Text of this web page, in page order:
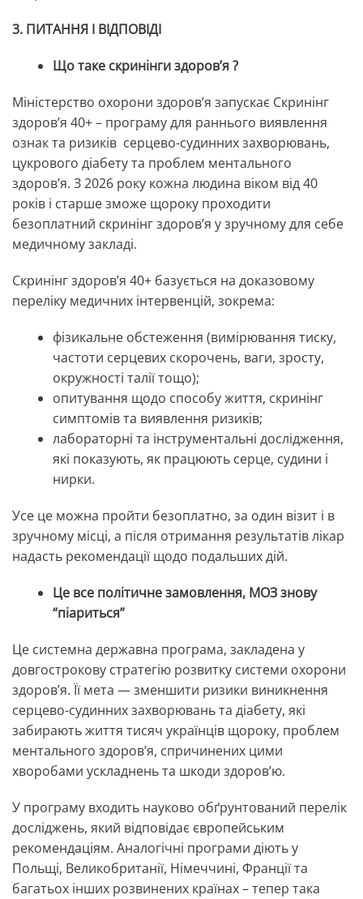
3. ПИТАННЯ І ВІДПОВІДІ
Що таке скринінги здоров’я ?
Міністерство охорони здоров’я запускає Скринінг
здоровʼя 40+ – програму для раннього виявлення
ознак та ризиків серцево-судинних захворювань,
цукрового діабету та проблем ментального
здоровʼя. З 2026 року кожна людина віком від 40
років і старше зможе щороку проходити
безоплатний скринінг здоровʼя у зручному для себе
медичному закладі.
Скринінг здоровʼя 40+ базується на доказовому
переліку медичних інтервенцій, зокрема:
фізикальне обстеження (вимірювання тиску,
частоти серцевих скорочень, ваги, зросту,
окружності талії тощо);
опитування щодо способу життя, скринінг
симптомів та виявлення ризиків;
лабораторні та інструментальні дослідження,
які показують, як працюють серце, судини і
нирки.
Усе це можна пройти безоплатно, за один візит і в
зручному місці, а після отримання результатів лікар
надасть рекомендації щодо подальших дій.
Це все політичне замовлення, МОЗ знову
“піариться”
Це системна державна програма, закладена у
довгострокову стратегію розвитку системи охорони
здоров’я. Її мета — зменшити ризики виникнення
серцево-судинних захворювань та діабету, які
забирають життя тисяч українців щороку, проблем
ментального здоровʼя, спричинених цими
хворобами ускладнень та шкоди здоровʼю.
У програму входить науково обґрунтований перелік
досліджень, який відповідає європейським
рекомендаціям. Аналогічні програми діють у
Польщі, Великобританії, Німеччині, Франції та
багатьох інших розвинених країнах – тепер така